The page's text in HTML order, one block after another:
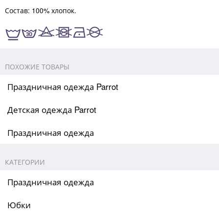
Состав: 100% хлопок.
ПОХОЖИЕ ТОВАРЫ
Праздничная одежда Parrot
Детская одежда Parrot
Праздничная одежда
КАТЕГОРИИ
Праздничная одежда
Юбки